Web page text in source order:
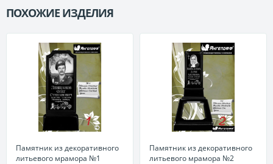
ПОХОЖИЕ ИЗДЕЛИЯ
Памятник из декоративного
литьевого мрамора №1
Памятник из декоративного
литьевого мрамора №2